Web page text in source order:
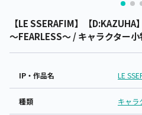
【LE SSERAFIM】【
～FEARLESS～ / キャラクター
IP・作品名 LE
種類 キャラ